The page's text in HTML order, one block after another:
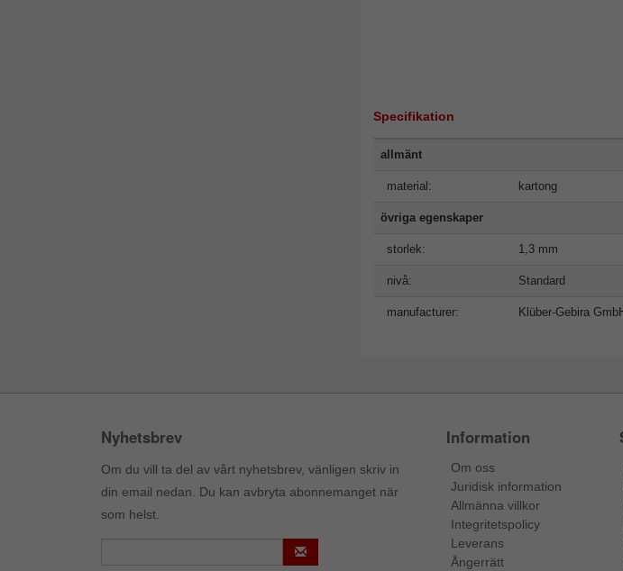
Specifikation
allmänt
material: kartong
övriga egenskaper
storlek: 1,3 mm
nivå: Standard
manufacturer: Klüber-Gebira
Nyhetsbrev
Om du vill ta del av vårt nyhetsbrev, vänligen skriv in
din email nedan. Du kan avbryta abonnemanget när
som helst.
Information
Om oss
Juridisk information
Allmänna villkor
Integritetspolicy
Leverans
Ångerrätt